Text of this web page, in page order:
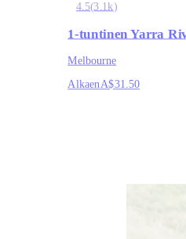
4.5(3.1k)
1-tuntinen Yarra
Melbourne
AlkaenA$31.50